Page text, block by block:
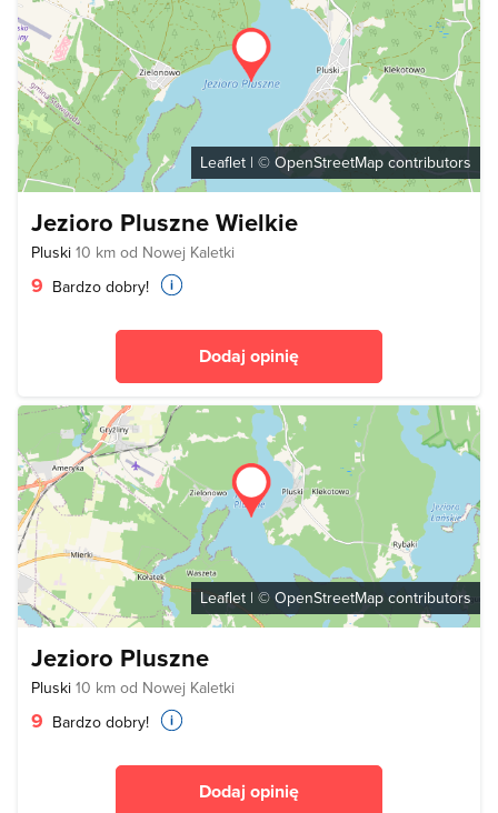
Leaflet | © OpenStreetMap contributors
Jezioro Pluszne Wielkie
Pluski 10 km od Nowej Kaletki
9 Bardzo dobry!
Dodaj opinię
Leaflet | © OpenStreetMap contributors
Jezioro Pluszne
Pluski 10 km od Nowej Kaletki
9 Bardzo dobry!
Dodaj opinię